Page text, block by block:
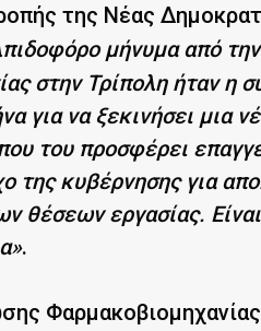
της Νέας
μήνυμα από
στην Τρίπολη ήταν η
για να ξεκινήσει μια
του προσφέρει
της κυβέρνησης για
θέσεων εργασίας.
.